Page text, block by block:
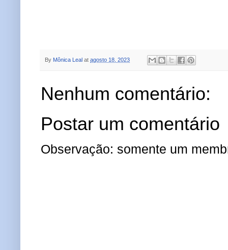
By Mônica Leal at agosto 18, 2023
Nenhum comentário:
Postar um comentário
Observação: somente um